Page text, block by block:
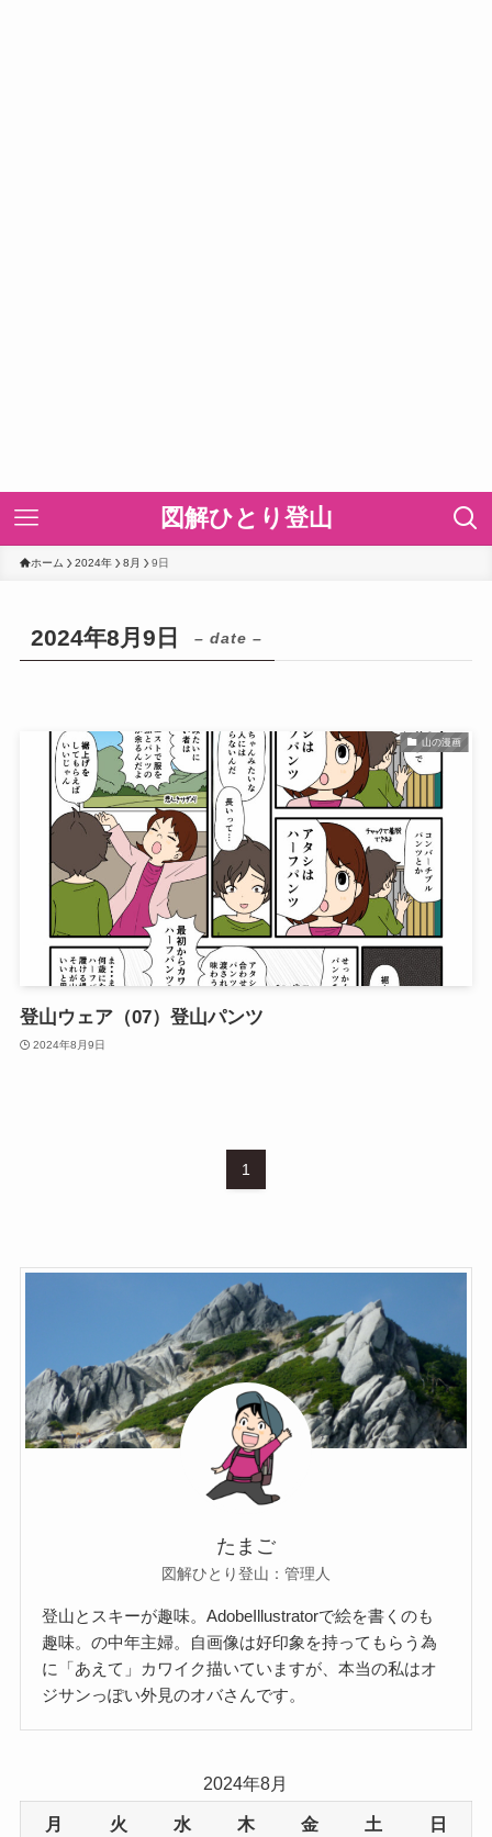
図解ひとり登山
ホーム 2024年 8月 9日
2024年8月9日 – date –
山の漫画
登山ウェア（07）登山パンツ
2024年8月9日
1
たまご
図解ひとり登山：管理人
登山とスキーが趣味。AdobeIllustratorで絵を書くのも
趣味。の中年主婦。自画像は好印象を持ってもらう為
に「あえて」カワイク描いていますが、本当の私はオ
ジサンっぽい外見のオバさんです。
2024年8月
月 火 水 木 金 土 日